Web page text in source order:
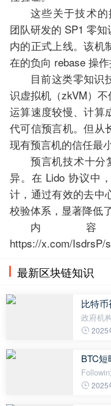
这些关于技术
团队研发的 SP1 零
内的正式上线。该机
在的负向 rebase 操
目前这类零知识
识虚拟机（zkVM）
运算速度较慢、计算
代可信预言机。但从
现有预言机的信任最
预言机技术十分
异。在 Lido 协议中
计，通过有效的去中
校验体系，显著降低
内
https://x.com/IsdrsP/
最新区块链知识
比特
政府机
撰文：
激增导
2025
BTC
时突破
2025